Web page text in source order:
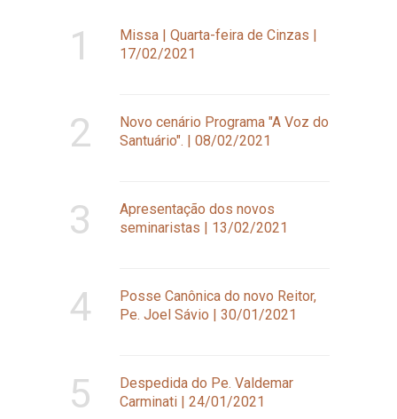
1
Missa | Quarta-feira de Cinzas |
17/02/2021
2
Novo cenário Programa "A Voz do
Santuário". | 08/02/2021
3
Apresentação dos novos
seminaristas | 13/02/2021
4
Posse Canônica do novo Reitor,
Pe. Joel Sávio | 30/01/2021
5
Despedida do Pe. Valdemar
Carminati | 24/01/2021